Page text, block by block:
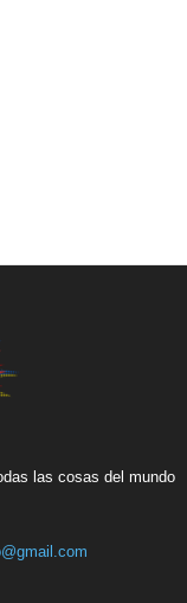
las cosas del mundo